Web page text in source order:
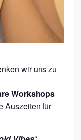
wir uns zu
Workshops
Auszeiten für